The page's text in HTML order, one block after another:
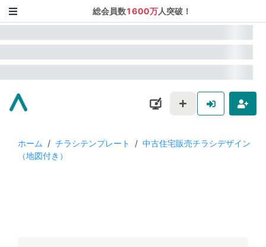
総会員数1600万人突破！
ホーム / チラシテンプレート / 中古住宅販売チラシデザイン
（地図付き）